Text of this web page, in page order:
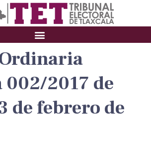
002/2017 de
de febrero de